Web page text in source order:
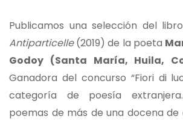
Publicamos una selección del libro
Antiparticelle(2019) de la poeta
Godoy (Santa María, Huila,
Ganadora del concurso “Fiori di
categoría de poesía
poemas de más de una docena de